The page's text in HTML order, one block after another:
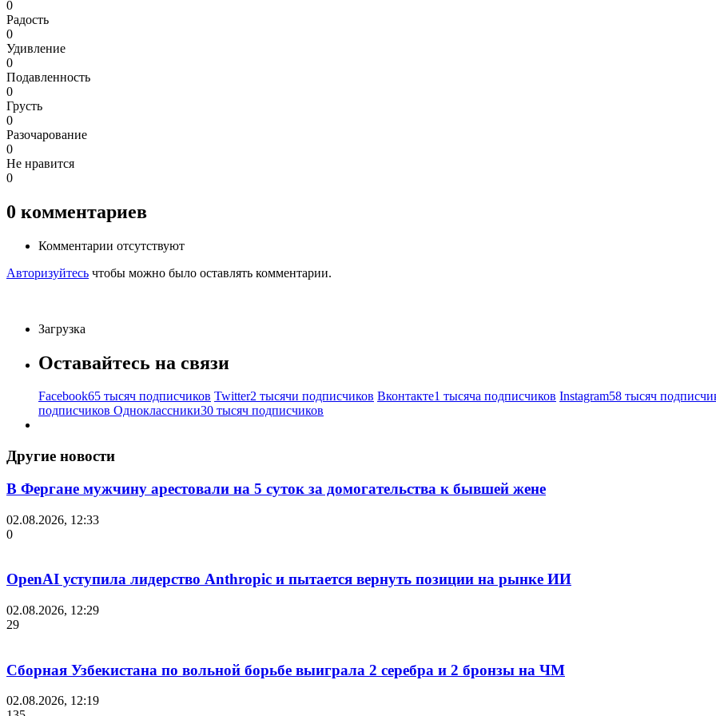
0
Радость
0
Удивление
0
Подавленность
0
Грусть
0
Разочарование
0
Не нравится
0
0 комментариев
Комментарии отсутствуют
Авторизуйтесь чтобы можно было оставлять комментарии.
Загрузка
Оставайтесь на связи
Facebook65 тысяч подписчиков Twitter2 тысячи подписчиков Вконтакте1 тысяча подписчиков Instagram58 тысяч
подписчиков Одноклассники30 тысяч подписчиков
Другие новости
В Фергане мужчину арестовали на 5 суток за домогательства к бывшей жене
02.08.2026, 12:33
0
OpenAI уступила лидерство Anthropic и пытается вернуть позиции на рынке ИИ
02.08.2026, 12:29
29
Сборная Узбекистана по вольной борьбе выиграла 2 серебра и 2 бронзы на ЧМ
02.08.2026, 12:19